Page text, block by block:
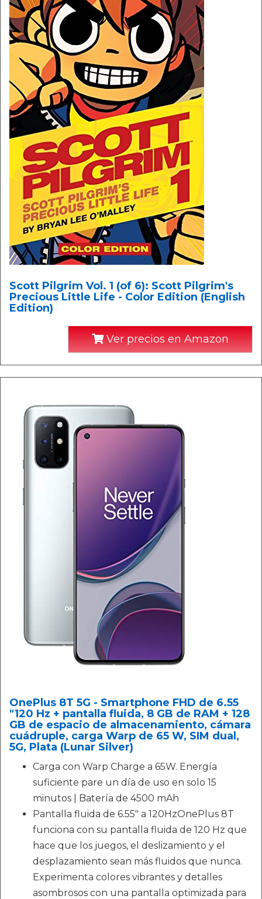
Scott Pilgrim Vol. 1 (of 6): Scott Pilgrim's
Precious Little Life - Color Edition (English
Edition)
Ver precios en Amazon
OnePlus 8T 5G - Smartphone FHD de 6.55
"120 Hz + pantalla fluida, 8 GB de RAM + 128
GB de espacio de almacenamiento, cámara
cuádruple, carga Warp de 65 W, SIM dual,
5G, Plata (Lunar Silver)
Carga con Warp Charge a 65W. Energía
suficiente pare un día de uso en solo 15
minutos | Batería de 4500 mAh
Pantalla fluida de 6.55" a 120HzOnePlus 8T
funciona con su pantalla fluida de 120 Hz que
hace que los juegos, el deslizamiento y el
desplazamiento sean más fluidos que nunca.
Experimenta colores vibrantes y detalles
asombrosos con una pantalla optimizada para